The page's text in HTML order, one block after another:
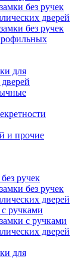
без ручек
дверей
без ручек
для
и прочие
ручек
без ручек
дверей
ручками
с ручками
дверей
для